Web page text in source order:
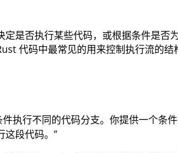
定是否执行某些代码，或根据条件是否
代码中最常见的用来控制执行流的结
执行不同的代码分支。你提供一个条
这段代码。”